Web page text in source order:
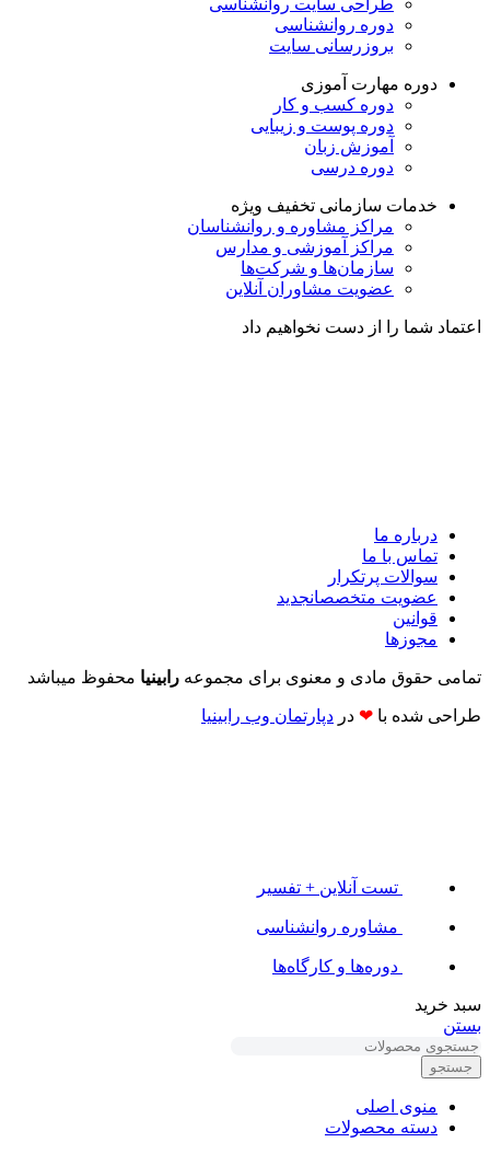
دوره روانشناسی
بروزرسانی سایت
دوره مهارت آموزی
دوره کسب و کار
دوره پوست و زیبایی
آموزش زبان
دوره درسی
خدمات سازمانی تخفیف ویژه
مراکز مشاوره و روانشناسان
مراکز آموزشی و مدارس
سازمان‌ها و شرکت‌ها
عضویت مشاوران آنلاین
اعتماد شما را از دست نخواهیم داد
درباره ما
تماس با ما
سوالات پرتکرار
عضویت متخصصانجدید
قوانین
مجوزها
تمامی حقوق مادی و معنوی برای مجموعه رابینیا محفوظ میباشد
طراحی شده با ❤ در دپارتمان وب رابینیا​​
تست آنلاین + تفسیر
مشاوره روانشناسی
دوره‌ها و کارگاه‌ها
سبد خرید
بستن
جستجو
منوی اصلی
دسته محصولات